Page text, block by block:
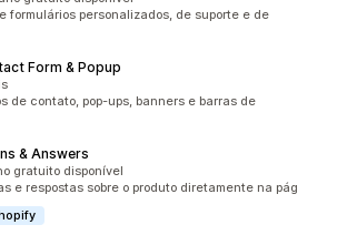
ao todo
formulários personalizados, de suporte e de
Form & Popup
todo
de contato, pop-ups, banners e barras de
& Answers
todo
gratuito disponível
e respostas sobre o produto diretamente na pág